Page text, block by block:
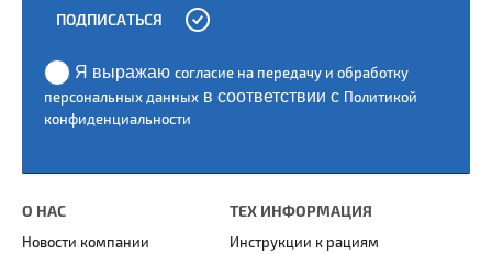
Я выражаю согласие на передачу и обработку
персональных данных в соответствии с Политикой
конфиденциальности
ПОДПИСАТЬСЯ
О НАС
Новости компании
ТЕХ ИНФОРМАЦИЯ
Инструкции к рациям